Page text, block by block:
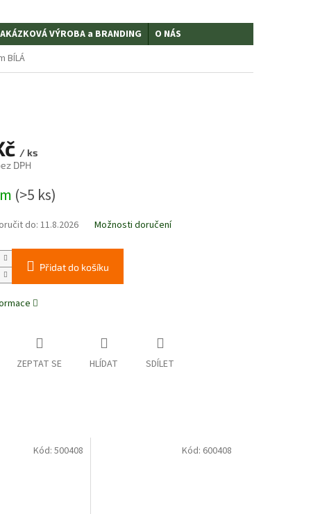
VÝROBA a BRANDING
O NÁS
BÍLÁ
/ ks
DPH
(>5 ks)
do: 11.8.2026 Možnosti doručení
Přidat do košíku
ZEPTAT SE HLÍDAT SDÍLET
Kód: 500408 Kód: 600408